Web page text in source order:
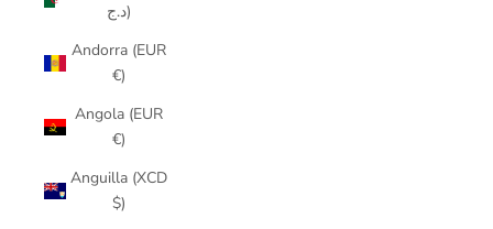
د.ج)
Andorra (EUR
€)
Angola (EUR
€)
Anguilla (XCD
$)